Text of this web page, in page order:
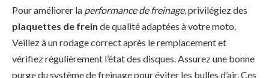
Pour améliorer la performance de freinage, privilégiez des
plaquettes de frein de qualité adaptées à votre moto.
Veillez à un rodage correct après le remplacement et
vérifiez régulièrement l’état des disques. Assurez une bonne
purge du système de freinage pour éviter les bulles d’air. Ces